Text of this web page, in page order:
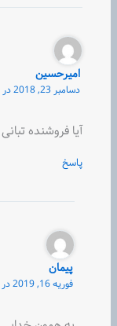
امیرحسین
دسامبر 23, 2018 در 6:29 ب.ظ
آیا فروشنده
پاسخ
پیمان
فوریه 16, 2019 در 7:39 ب.ظ